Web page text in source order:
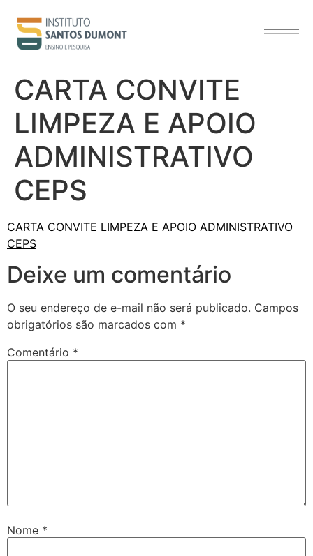
conteúdo
CARTA CONVITE
LIMPEZA E APOIO
ADMINISTRATIVO
CEPS
CARTA CONVITE LIMPEZA E APOIO ADMINISTRATIVO
CEPS
Deixe um comentário
O seu endereço de e-mail não será publicado. Campos
obrigatórios são marcados com *
Comentário *
Nome *